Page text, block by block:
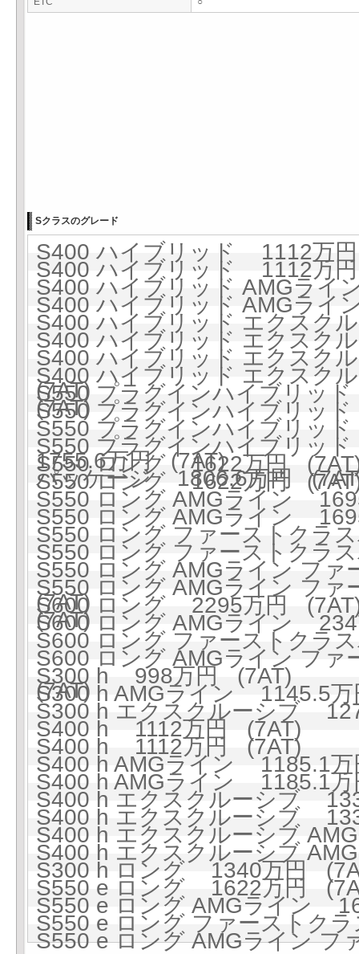
Sクラスのグレード
S400 ハイブリッド 1112万
S400 ハイブリッド 1112万
S400 ハイブリッド AMGラ
S400 ハイブリッド AMGラ
S400 ハイブリッド エクス
S400 ハイブリッド エクス
S400 ハイブリッド エクス
(7AT)
S400 ハイブリッド エクス
(7AT)
S550 プラグインハイブリッ
S550 プラグインハイブリッ
S550 プラグインハイブリッ
1755.6万円 (7AT)
S550 プラグインハイブリッ
パッケージ 1806.6万円
S550 ロング 1622万円
S550 ロング 1622万円
S550 ロング AMGライン
S550 ロング AMGライン
S550 ロング ファーストク
S550 ロング ファーストク
S550 ロング AMGライン フ
(7AT)
S550 ロング AMGライン フ
(7AT)
S600 ロング 2295万円
S600 ロング AMGライン
S600 ロング ファーストク
S600 ロング AMGライン フ
(7AT)
S300 h 998万円 (7AT)
S300 h AMGライン 1145.5
S300 h エクスクルーシブ
S400 h 1112万円 (7AT)
S400 h 1112万円 (7AT)
S400 h AMGライン 1185.1
S400 h AMGライン 1185.1
S400 h エクスクルーシブ
S400 h エクスクルーシブ
S400 h エクスクルーシブ
S400 h エクスクルーシブ
S300 h ロング 1340万円
S550 e ロング 1622万円
S550 e ロング AMGライン
S550 e ロング ファーストク
S550 e ロング AMGライン